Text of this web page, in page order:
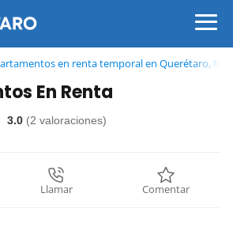
en renta temporal en Querétaro,
En Renta
3.0 (2 valoraciones)
Llamar Comentar